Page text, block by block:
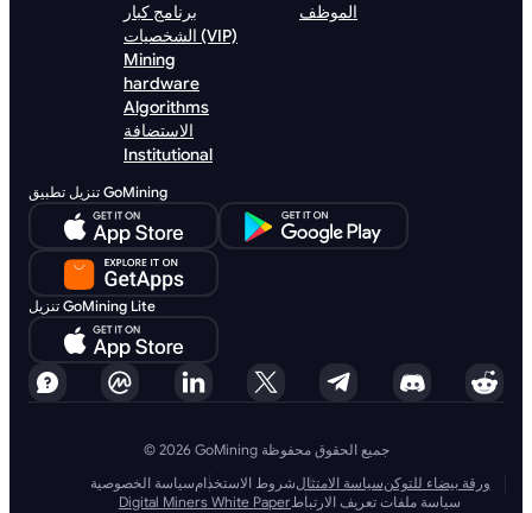
برنامج كبار
الشخصيات (VIP)
Mining
hardware
Algorithms
الاستضافة
Institutional
الموظف
تنزيل تطبيق GoMining
تنزيل GoMining Lite
© 2026 GoMining جميع الحقوق محفوظة
سياسة الخصوصيةشروط الاستخدامسياسة الامتثالورقة بيضاء للتوكن
Digital Miners White Paperسياسة ملفات تعريف الارتباط